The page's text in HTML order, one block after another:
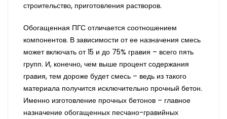
строительство, приготовления растворов.
Обогащенная ПГС отличается соотношением
компонентов. В зависимости от ее назначения смесь
может включать от 15 и до 75% гравия – всего пять
групп. И, конечно, чем выше процент содержания
гравия, тем дороже будет смесь – ведь из такого
материала получится исключительно прочный бетон.
Именно изготовление прочных бетонов – главное
назначение обогащенных песчано-гравийных